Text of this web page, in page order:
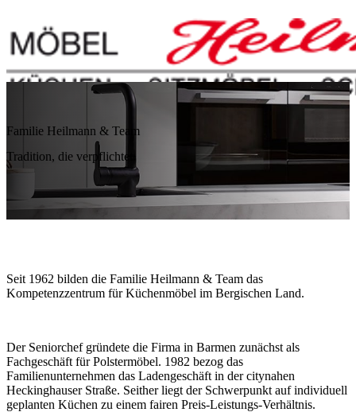
Familie Heilmann & Team
Tradition, die verpflichtet
Seit 1962 bilden die Familie Heilmann & Team das
Kompetenzzentrum für Küchenmöbel im Bergischen Land.
Der Seniorchef gründete die Firma in Barmen zunächst als
Fachgeschäft für Polstermöbel. 1982 bezog das
Familienunternehmen das Ladengeschäft in der citynahen
Heckinghauser Straße. Seither liegt der Schwerpunkt auf individuell
geplanten Küchen zu einem fairen Preis-Leistungs-Verhältnis.